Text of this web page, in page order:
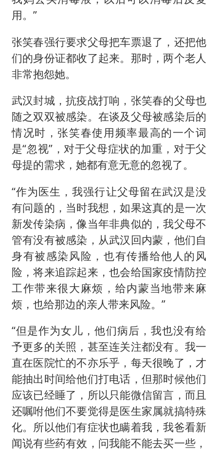
用。”
张笑春强行要求父母把车票退了，还把他
们的身份证都收了起来。那时，两个老人
非常抱怨她。
武汉封城，抗疫战打响，张笑春的父母也
随之双双被感染。在谈及父母被感染后的
情况时，张笑春使用频率最高的一个词
是“忽视”，对于父母症状的加重，对于父
母提的需求，她都有意无意的忽视了。
“作为医生，我强行让父母留在武汉是没
有问题的，当时我想，如果这真的是一次
新发传染病，像当年非典似的，我父母不
管有没有被感染，从武汉回内蒙，他们自
身有被感染风险，也有传播给他人的风
险，将来追踪起来，也会给国家疫情防控
工作带来很大麻烦，给内蒙当地带来麻
烦，也给那边的亲人带来风险。”
“但是作为女儿，他们病后，我也没有给
予更多的关照，甚至连关注都没有。我一
直在医院忙的不亦乐乎，每天很晚了，才
能抽出时间给他们打电话，但那时候他们
应该已经睡了，所以只能微信留言，而且
还嘱咐他们不要觉得是医生家属就搞特殊
化。所以他们有症状也瞒着我，我爸看新
闻说有些药有效，问我能不能去买一些，